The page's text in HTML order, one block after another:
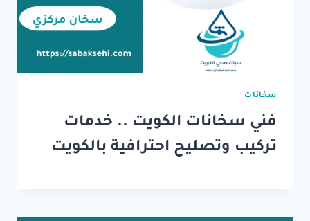
سخانات
فني سخانات الكويت .. خدمات
تركيب وتصليح احترافية بالكويت